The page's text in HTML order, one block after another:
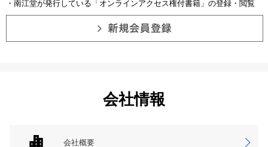
・南江堂が発行している「オンラインアクセス権付書籍」の登録・閲覧
会社情報
会社概要